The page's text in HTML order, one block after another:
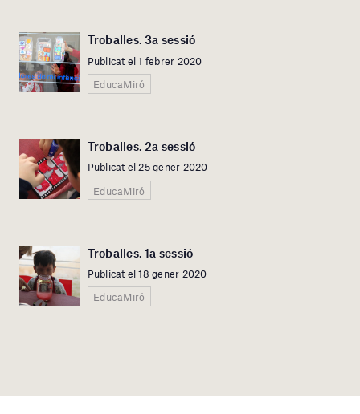
Troballes. 3a sessió
Publicat el 1 febrer 2020
EducaMiró
Troballes. 2a sessió
Publicat el 25 gener 2020
EducaMiró
Troballes. 1a sessió
Publicat el 18 gener 2020
EducaMiró